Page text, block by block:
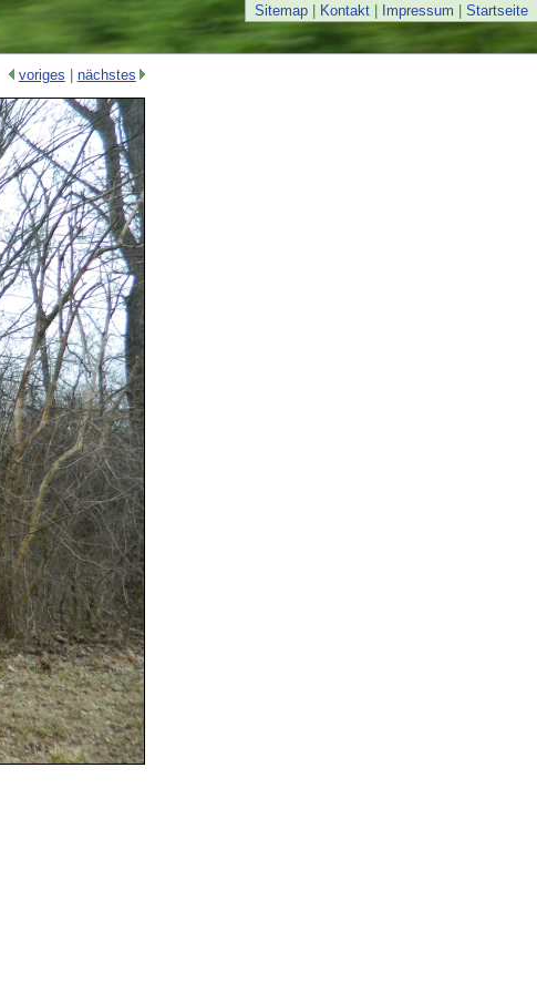
Sitemap Kontakt Impressum Startseite
voriges nächstes